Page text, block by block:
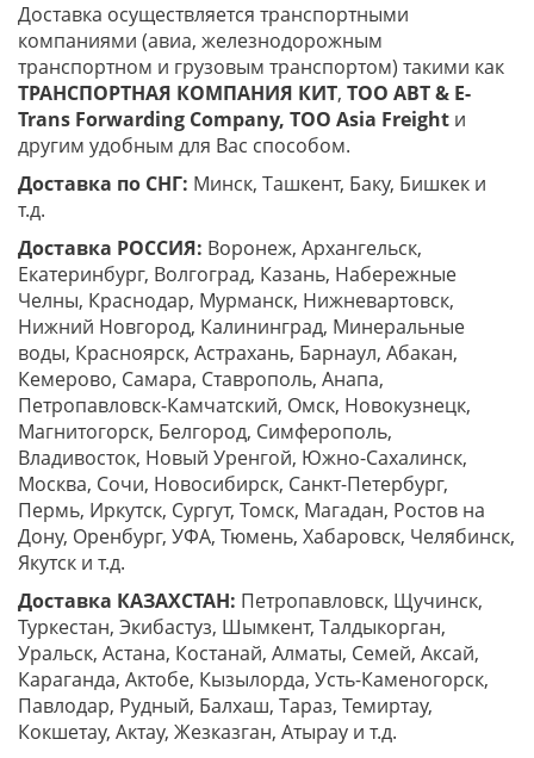
Доставка осуществляется транспортными
компаниями (авиа, железнодорожным
транспортном и грузовым транспортом) такими как
ТРАНСПОРТНАЯ КОМПАНИЯ КИТ, ТОО ABT & E-
Trans Forwarding Company, ТОО Asia Freight и
другим удобным для Вас способом.
Доставка по СНГ: Минск, Ташкент, Баку, Бишкек и
т.д.
Доставка РОССИЯ: Воронеж, Архангельск,
Екатеринбург, Волгоград, Казань, Набережные
Челны, Краснодар, Мурманск, Нижневартовск,
Нижний Новгород, Калининград, Минеральные
воды, Красноярск, Астрахань, Барнаул, Абакан,
Кемерово, Самара, Ставрополь, Анапа,
Петропавловск-Камчатский, Омск, Новокузнецк,
Магнитогорск, Белгород, Симферополь,
Владивосток, Новый Уренгой, Южно-Сахалинск,
Москва, Сочи, Новосибирск, Санкт-Петербург,
Пермь, Иркутск, Сургут, Томск, Магадан, Ростов на
Дону, Оренбург, УФА, Тюмень, Хабаровск, Челябинск,
Якутск и т.д.
Доставка КАЗАХСТАН: Петропавловск, Щучинск,
Туркестан, Экибастуз, Шымкент, Талдыкорган,
Уральск, Астана, Костанай, Алматы, Семей, Аксай,
Караганда, Актобе, Кызылорда, Усть-Каменогорск,
Павлодар, Рудный, Балхаш, Тараз, Темиртау,
Кокшетау, Актау, Жезказган, Атырау и т.д.